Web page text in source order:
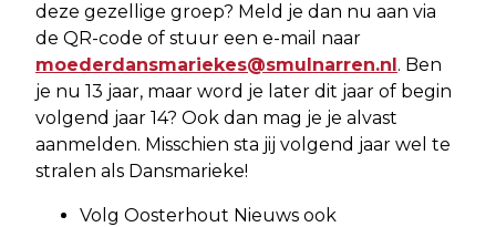
deze gezellige groep? Meld je dan nu aan via
de QR-code of stuur een e-mail naar
moederdansmariekes@smulnarren.nl. Ben
je nu 13 jaar, maar word je later dit jaar of begin
volgend jaar 14? Ook dan mag je je alvast
aanmelden. Misschien sta jij volgend jaar wel te
stralen als Dansmarieke!
Volg Oosterhout Nieuws ook